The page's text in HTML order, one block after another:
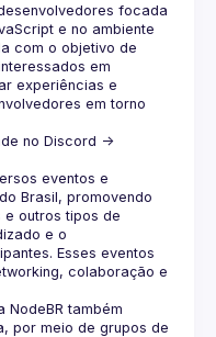
focada
e no ambiente
com o objetivo de
em
experiências e
em torno
no Discord ->
eventos e
Brasil, promovendo
e outros tipos de
e o
Esses eventos
colaboração e
NodeBR também
por meio de grupos de